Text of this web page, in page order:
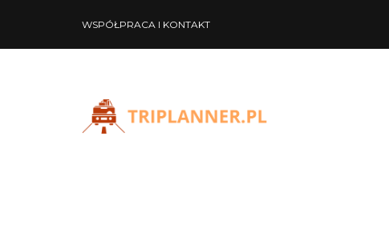
WSPÓŁPRACA I KONTAKT